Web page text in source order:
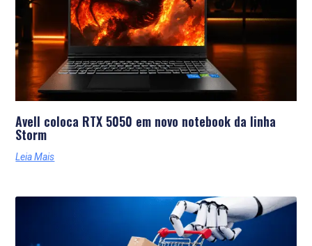
Avell coloca RTX 5050 em novo notebook da linha
Storm
Leia Mais